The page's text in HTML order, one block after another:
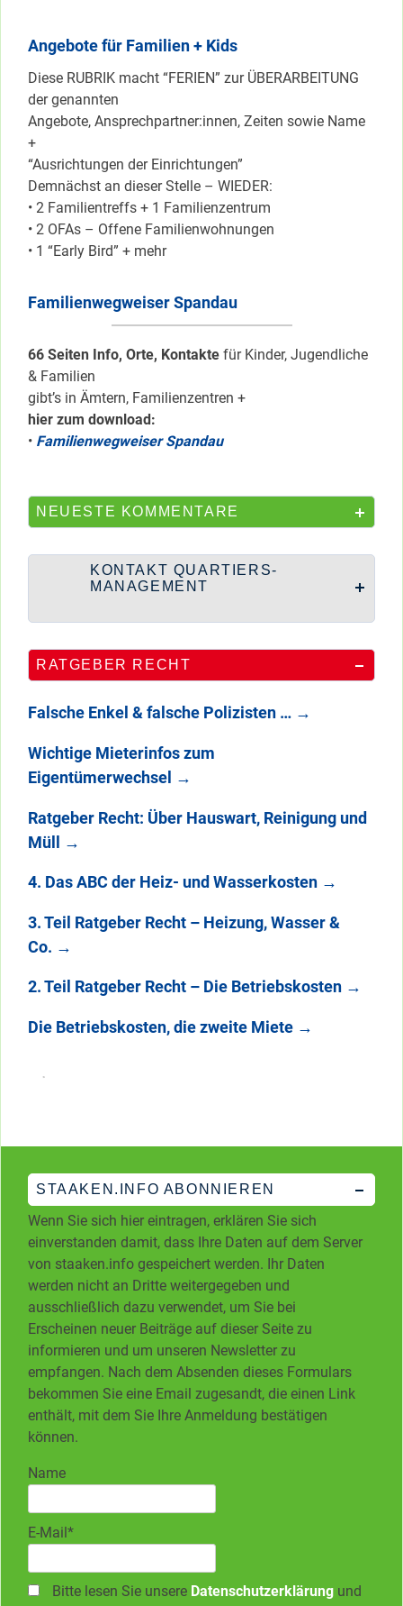
Angebote für Familien + Kids
Diese RUBRIK macht “FERIEN” zur ÜBERARBEITUNG
der genannten
Angebote, Ansprechpartner:innen, Zeiten sowie Name
+
“Ausrichtungen der Einrichtungen”
Demnächst an dieser Stelle – WIEDER:
• 2 Familientreffs + 1 Familienzentrum
• 2 OFAs – Offene Familienwohnungen
• 1 “Early Bird” + mehr
Familienwegweiser Spandau
66 Seiten Info, Orte, Kontakte für Kinder, Jugendliche
& Familien
gibt’s in Ämtern, Familienzentren +
hier zum download:
• Familienwegweiser Spandau
NEUESTE KOMMENTARE
KONTAKT QUARTIERS-
MANAGEMENT
RATGEBER RECHT
Falsche Enkel & falsche Polizisten … →
Wichtige Mieterinfos zum
Eigentümerwechsel →
Ratgeber Recht: Über Hauswart, Reinigung und
Müll →
4. Das ABC der Heiz- und Wasserkosten →
3. Teil Ratgeber Recht – Heizung, Wasser &
Co. →
2. Teil Ratgeber Recht – Die Betriebskosten →
Die Betriebskosten, die zweite Miete →
STAAKEN.INFO ABONNIEREN
Wenn Sie sich hier eintragen, erklären Sie sich
einverstanden damit, dass Ihre Daten auf dem Server
von staaken.info gespeichert werden. Ihr Daten
werden nicht an Dritte weitergegeben und
ausschließlich dazu verwendet, um Sie bei
Erscheinen neuer Beiträge auf dieser Seite zu
informieren und um unseren Newsletter zu
empfangen. Nach dem Absenden dieses Formulars
bekommen Sie eine Email zugesandt, die einen Link
enthält, mit dem Sie Ihre Anmeldung bestätigen
können.
Name
E-Mail*
Bitte lesen Sie unsere Datenschutzerklärung und